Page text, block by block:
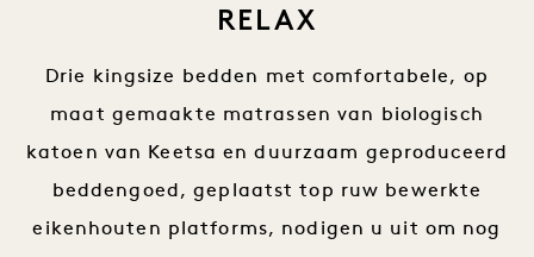
RELAX
Drie kingsize bedden met comfortabele, op
maat gemaakte matrassen van biologisch
katoen van Keetsa en duurzaam geproduceerd
beddengoed, geplaatst top ruw bewerkte
eikenhouten platforms, nodigen u uit om nog